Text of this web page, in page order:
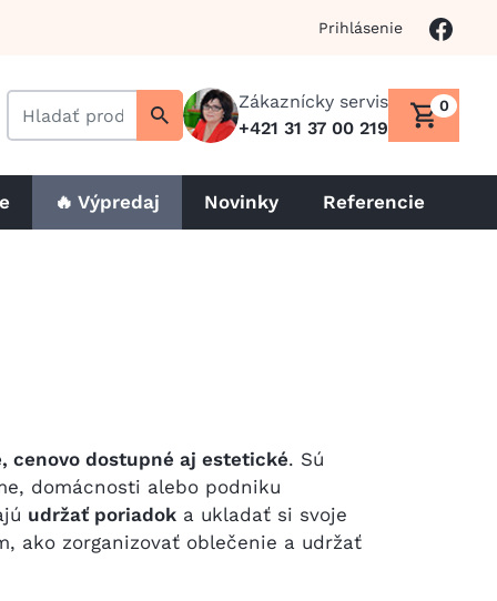
Prihlásenie
Zákaznícky servis
+421 31 37 00 219
0
🔥 Výpredaj Novinky Referencie
cenovo dostupné aj estetické. Sú
domácnosti alebo podniku
udržať poriadoka ukladať si svoje
ako zorganizovať oblečenie a udržať